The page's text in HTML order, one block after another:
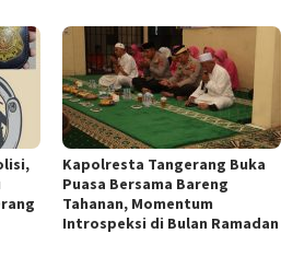
Kapolresta Tangerang Buka
Puasa Bersama Bareng
Tahanan, Momentum
Introspeksi di Bulan Ramadan